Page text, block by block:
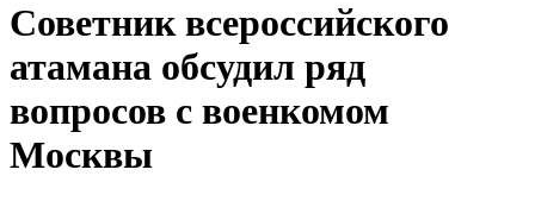
Советник всероссийского
атамана обсудил ряд
вопросов с военкомом
Москвы